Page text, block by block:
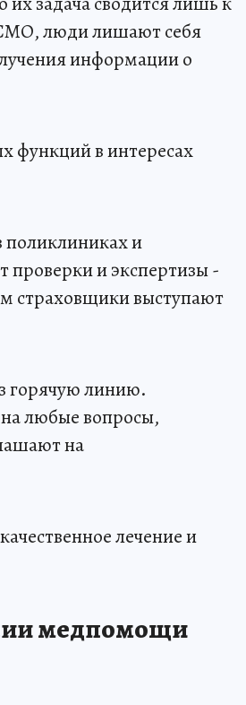
люди лишают себя
информации о
функций в интересах
поликлиниках и
проверки и экспертизы -
страховщики выступают
горячую линию.
любые вопросы,
на
лечение и
медпомощи